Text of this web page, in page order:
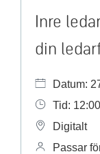
Inre
din
Datum:
Tid:
Digitalt
Passar